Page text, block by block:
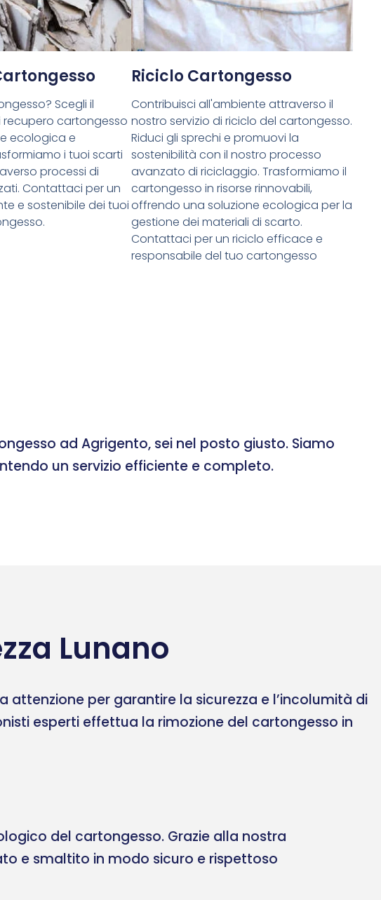
Scegli il
recupero cartongesso
ecologica e
i tuoi scarti
processi di
Contattaci per un
e sostenibile dei tuoi
Riciclo Cartongesso
Contribuisci all'ambiente attraverso il
nostro servizio di riciclo del cartongesso.
Riduci gli sprechi e promuovi la
sostenibilità con il nostro processo
avanzato di riciclaggio. Trasformiamo il
cartongesso in risorse rinnovabili,
offrendo una soluzione ecologica per la
gestione dei materiali di scarto.
Contattaci per un riciclo efficace e
responsabile del tuo cartongesso
ad Agrigento, sei nel posto giusto. Siamo
un servizio efficiente e completo.
Lunano
per garantire la sicurezza e l’incolumità di
esperti effettua la rimozione del cartongesso in
del cartongesso. Grazie alla nostra
e smaltito in modo sicuro e rispettoso